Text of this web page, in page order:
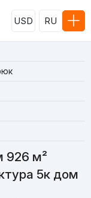
USD RU
926 м²
5к дом